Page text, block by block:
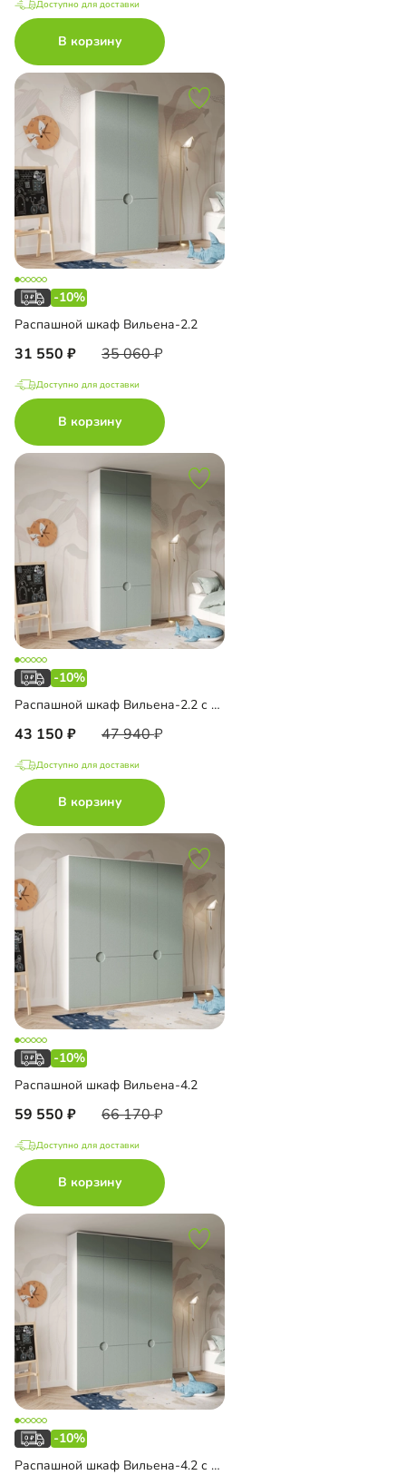
Доступно для доставки
В корзину
-10%
Распашной шкаф Вильена-2.2
31 550 35 060
Доступно для доставки
В корзину
-10%
Распашной шкаф Вильена-2.2 с антресолью
43 150 47 940
Доступно для доставки
В корзину
-10%
Распашной шкаф Вильена-4.2
59 550 66 170
Доступно для доставки
В корзину
-10%
Распашной шкаф Вильена-4.2 с антресолью